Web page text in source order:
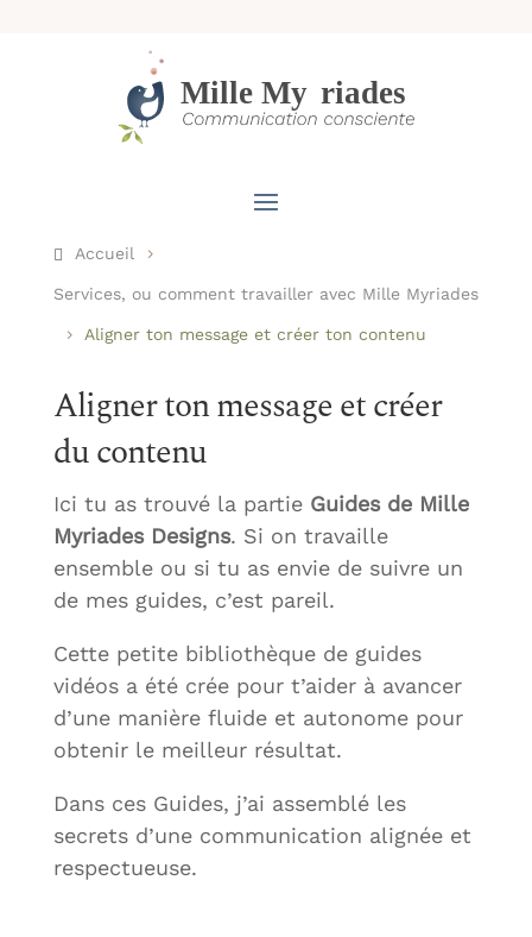
Accueil 5
Services, ou comment travailler avec Mille Myriades
5 Aligner ton message et créer ton contenu
Aligner ton message et créer
du contenu
Ici tu as trouvé la partie Guides de Mille
Myriades Designs. Si on travaille
ensemble ou si tu as envie de suivre un
de mes guides, c’est pareil.
Cette petite bibliothèque de guides
vidéos a été crée pour t’aider à avancer
d’une manière fluide et autonome pour
obtenir le meilleur résultat.
Dans ces Guides, j’ai assemblé les
secrets d’une communication alignée et
respectueuse.